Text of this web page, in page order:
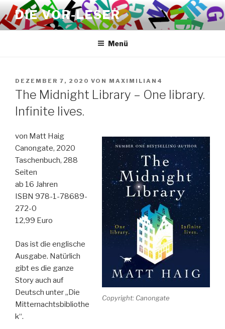
Zum
Inhalt
springen
DIE VOR-LESER
Menü
VERÖFFENTLICHT
AM
DEZEMBER 7, 2020 VON MAXIMILIAN4
The Midnight Library – One library.
Infinite lives.
Copyright: Canongate
von Matt Haig
Canongate, 2020
Taschenbuch, 288
Seiten
ab 16 Jahren
ISBN 978-1-78689-
272-0
12,99 Euro
Das ist die englische
Ausgabe. Natürlich
gibt es die ganze
Story auch auf
Deutsch unter „Die
Mitternachtsbibliothe
k“.